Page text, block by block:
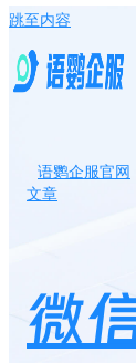
跳至内容
语鹦企服官网
文章
微